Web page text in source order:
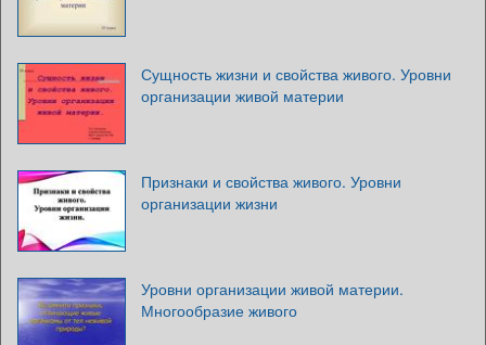
Сущность жизни и свойства живого. Уровни
организации живой материи
Признаки и свойства живого. Уровни
организации жизни
Уровни организации живой материи.
Многообразие живого